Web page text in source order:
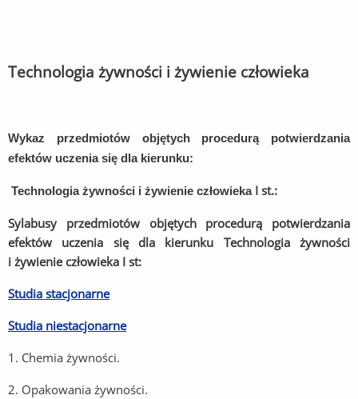
Technologia żywności i żywienie człowieka
Wykaz przedmiotów objętych procedurą potwierdzania
efektów uczenia się dla kierunku:
Technologia żywności i żywienie człowieka I st.:
Sylabusy przedmiotów objętych procedurą potwierdzania
efektów uczenia się dla kierunku Technologia żywności
i żywienie człowieka I st:
Studia stacjonarne
Studia niestacjonarne
1. Chemia żywności.
2. Opakowania żywności.